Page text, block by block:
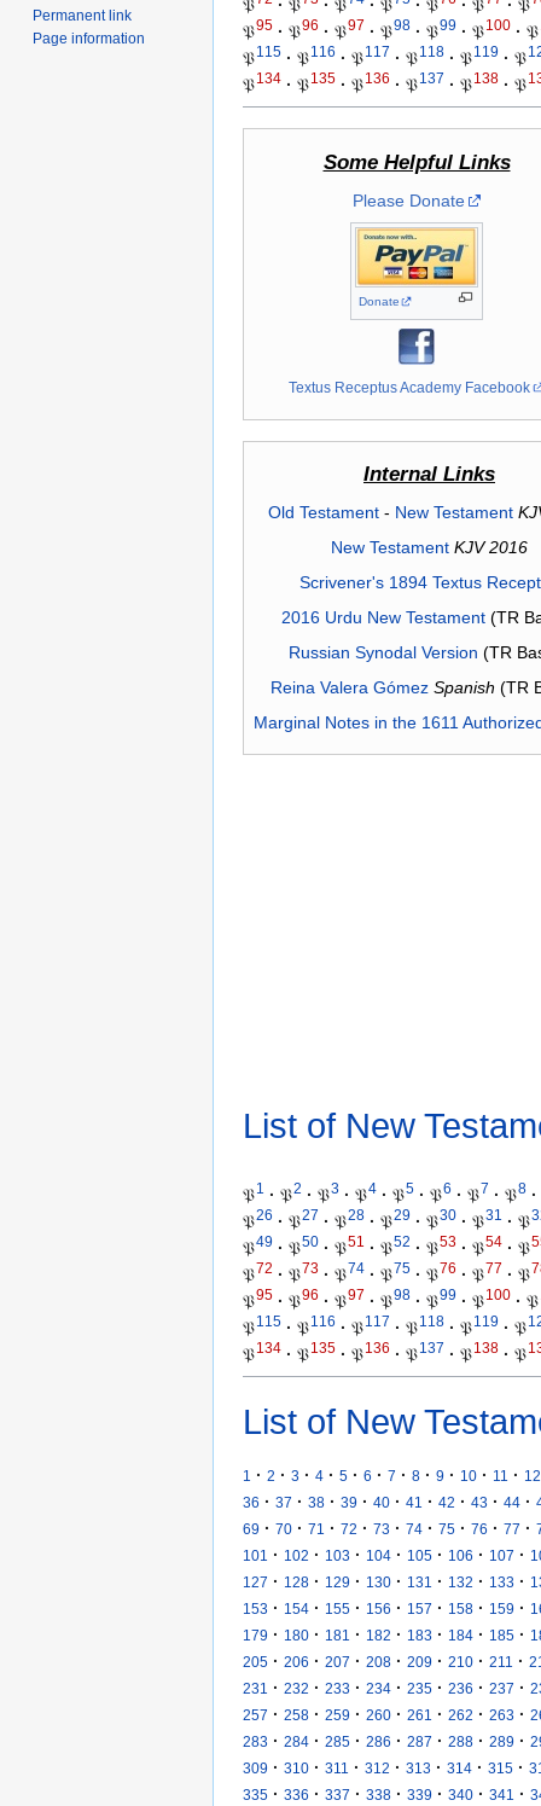
𝔓 · 𝔓 · 𝔓 · 𝔓 · 𝔓 · 𝔓 · 𝔓
𝔓95 · 𝔓96 · 𝔓97 · 𝔓98 · 𝔓99 · 𝔓100 · 𝔓
𝔓115 · 𝔓116 · 𝔓117 · 𝔓118 · 𝔓119 · 𝔓
𝔓134 · 𝔓135 · 𝔓136 · 𝔓137 · 𝔓138 · 𝔓
Some Helpful Links
Please Donate
Donate
Textus Receptus Academy Facebook
Internal Links
Old Testament- New Testament
New Testament KJV 2016
Scrivener's 1894 Textus
2016 Urdu New Testament(TR
Russian Synodal Version (TR
Reina Valera Gómez Spanish (TR
Marginal Notes in the 1611
List of New
𝔓1 · 𝔓2 · 𝔓3 · 𝔓4 · 𝔓5 · 𝔓6 · 𝔓7 · 𝔓8 ·
𝔓26 · 𝔓27 · 𝔓28 · 𝔓29 · 𝔓30 · 𝔓31 · 𝔓
𝔓49 · 𝔓50 · 𝔓51 · 𝔓52 · 𝔓53 · 𝔓54 · 𝔓
𝔓72 · 𝔓73 · 𝔓74 · 𝔓75 · 𝔓76 · 𝔓77 · 𝔓
𝔓95 · 𝔓96 · 𝔓97 · 𝔓98 · 𝔓99 · 𝔓100 · 𝔓
𝔓115 · 𝔓116 · 𝔓117 · 𝔓118 · 𝔓119 · 𝔓
𝔓134 · 𝔓135 · 𝔓136 · 𝔓137 · 𝔓138 · 𝔓
List of New
1 · 2 · 3 · 4 · 5 · 6 · 7 · 8 · 9 · 10 · 11 · 12
36 · 37 · 38 · 39 · 40 · 41 · 42 · 43 · 44 ·
69 · 70 · 71 · 72 · 73 · 74 · 75 · 76 · 77 ·
101
· 102 · 103 · 104 · 105 · 106 · 107 ·
127 · 128 · 129 · 130 · 131 · 132 · 133 ·
153 · 154 · 155 · 156 · 157 · 158 · 159 ·
179 · 180 · 181 · 182 · 183 · 184 · 185 ·
205 · 206 · 207 · 208 · 209 · 210 · 211 ·
231
· 232 · 233 · 234 · 235 · 236 · 237 ·
257 · 258 · 259 · 260 · 261 · 262 · 263 ·
283 · 284 · 285 · 286 · 287 · 288 · 289 ·
309 · 310 · 311 · 312 · 313 · 314 · 315 ·
335 · 336 · 337 · 338 · 339 · 340 · 341 ·
Permanent link
Page information